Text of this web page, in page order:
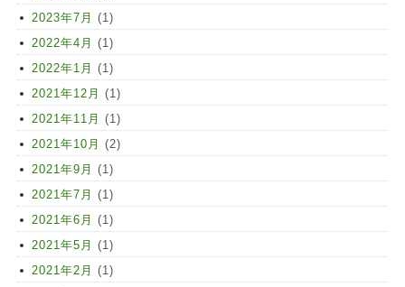
2023年7月 (1)
2022年4月 (1)
2022年1月 (1)
2021年12月 (1)
2021年11月 (1)
2021年10月 (2)
2021年9月 (1)
2021年7月 (1)
2021年6月 (1)
2021年5月 (1)
2021年2月 (1)